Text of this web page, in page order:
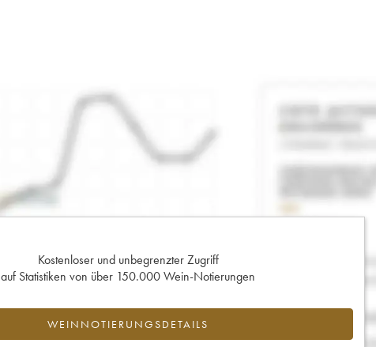
Kostenloser und unbegrenzter Zugriff
auf Statistiken von über 150.000 Wein-Notierungen
WEINNOTIERUNGSDETAILS